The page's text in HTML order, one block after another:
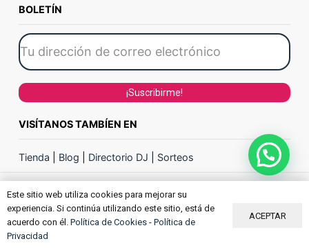
BOLETÍN
VISÍTANOS TAMBÍEN EN
Tienda Blog Directorio DJ Sorteos
ACADEMIA DE DJ PRODJ ACADEMY
Este sitio web utiliza cookies para mejorar su
experiencia. Si continúa utilizando este sitio, está de
acuerdo con él. Política de Cookies - Política de
Privacidad
ACEPTAR